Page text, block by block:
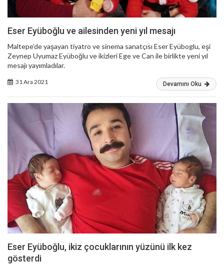
Eser Eyüboğlu ve ailesinden yeni yıl mesajı
Maltepe’de yaşayan tiyatro ve sinema sanatçısı Eser Eyüboglu, eşi
Zeynep Uyumaz Eyüboğlu ve ikizleri Ege ve Can ile birlikte yeni yıl
mesajı yayımladılar.
31 Ara 2021 Devamını Oku
Eser Eyüboğlu, ikiz çocuklarının yüzünü ilk kez
gösterdi